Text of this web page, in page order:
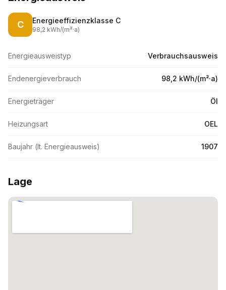
C Energieeffizienzklasse C
98,2 kWh/(m²·a)
Energieausweistyp Verbrauchsausweis
Endenergieverbrauch 98,2 kWh/(m²·a)
Energieträger Öl
Heizungsart OEL
Baujahr (lt. Energieausweis) 1907
Lage